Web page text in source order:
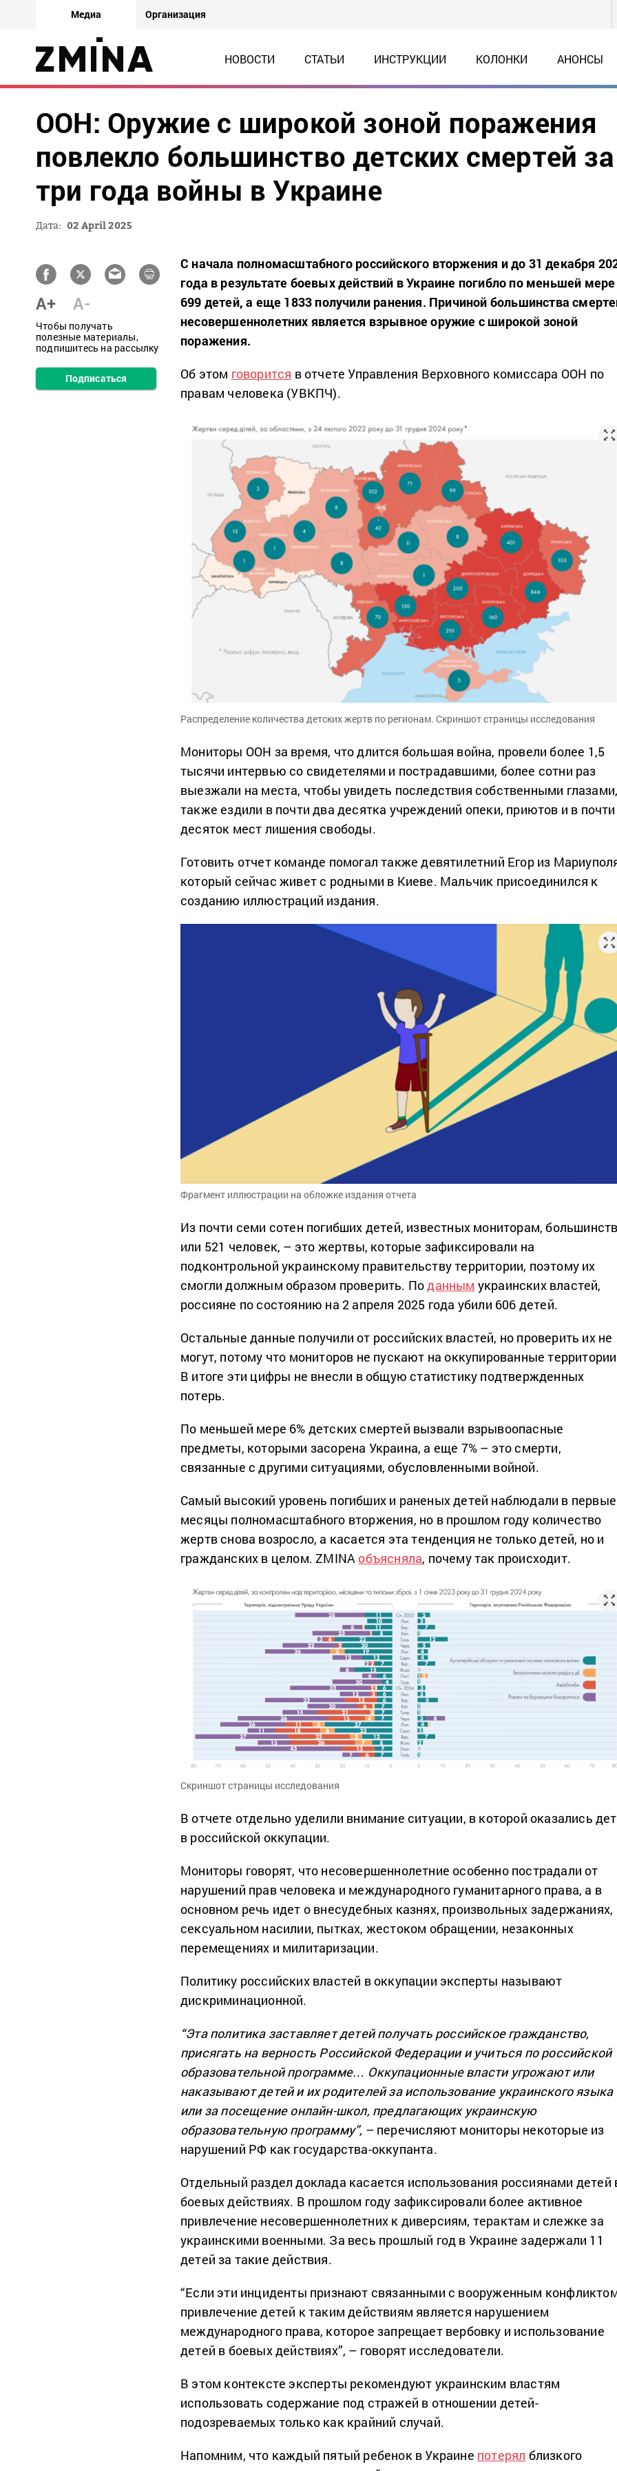
Медиа Организация
НОВОСТИ СТАТЬИ ИНСТРУКЦИИ КОЛОНКИ АНОНСЫ
ООН: Оружие с широкой зоной поражения
повлекло большинство детских смертей за
три года войны в Украине
Дата: 02 April 2025
A+ A-
Чтобы получать
полезные материалы,
подпишитесь на рассылку
Подписаться
С начала полномасштабного российского вторжения и до 31 декабря
года в результате боевых действий в Украине погибло по меньшей мере
699 детей, а еще 1833 получили ранения. Причиной большинства
несовершеннолетних является взрывное оружие с широкой зоной
поражения.
Об этом говорится в отчете Управления Верховного комиссара ООН по
правам человека (УВКПЧ).
Распределение количества детских жертв по регионам. Скриншот страницы исследования
Мониторы ООН за время, что длится большая война, провели более 1,5
тысячи интервью со свидетелями и пострадавшими, более сотни раз
выезжали на места, чтобы увидеть последствия собственными
также ездили в почти два десятка учреждений опеки, приютов и в почти
десяток мест лишения свободы.
Готовить отчет команде помогал также девятилетний Егор из
который сейчас живет с родными в Киеве. Мальчик присоединился к
созданию иллюстраций издания.
Фрагмент иллюстрации на обложке издания отчета
Из почти семи сотен погибших детей, известных мониторам,
или 521 человек, – это жертвы, которые зафиксировали на
подконтрольной украинскому правительству территории, поэтому их
смогли должным образом проверить. Поданным украинских властей,
россияне по состоянию на 2 апреля 2025 года убили 606 детей.
Остальные данные получили от российских властей, но проверить их не
могут, потому что мониторов не пускают на оккупированные
В итоге эти цифры не внесли в общую статистику подтвержденных
потерь.
По меньшей мере 6% детских смертей вызвали взрывоопасные
предметы, которыми засорена Украина, а еще 7% – это смерти,
связанные с другими ситуациями, обусловленными войной.
Самый высокий уровень погибших и раненых детей наблюдали в первые
месяцы полномасштабного вторжения, но в прошлом году количество
жертв снова возросло, а касается эта тенденция не только детей, но и
гражданских в целом. ZMINA объясняла, почему так происходит.
Скриншот страницы исследования
В отчете отдельно уделили внимание ситуации, в которой оказались
в российской оккупации.
Мониторы говорят, что несовершеннолетние особенно пострадали от
нарушений прав человека и международного гуманитарного права, а в
основном речь идет о внесудебных казнях, произвольных задержаниях,
сексуальном насилии, пытках, жестоком обращении, незаконных
перемещениях и милитаризации.
Политику российских властей в оккупации эксперты называют
дискриминационной.
“Эта политика заставляет детей получать российское гражданство,
присягать на верность Российской Федерации и учиться по российской
образовательной программе… Оккупационные власти угрожают или
наказывают детей и их родителей за использование украинского языка
или за посещение онлайн-школ, предлагающих украинскую
образовательную программу”, – перечисляют мониторы некоторые из
нарушений РФ как государства-оккупанта.
Отдельный раздел доклада касается использования россиянами детей
боевых действиях. В прошлом году зафиксировали более активное
привлечение несовершеннолетних к диверсиям, терактам и слежке за
украинскими военными. За весь прошлый год в Украине задержали 11
детей за такие действия.
“Если эти инциденты признают связанными с вооруженным
привлечение детей к таким действиям является нарушением
международного права, которое запрещает вербовку и использование
детей в боевых действиях”, – говорят исследователи.
В этом контексте эксперты рекомендуют украинским властям
использовать содержание под стражей в отношении детей-
подозреваемых только как крайний случай.
Напомним, что каждый пятый ребенок в Украине потерял близкого